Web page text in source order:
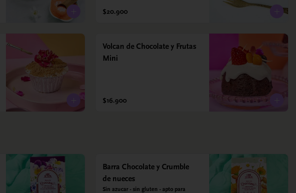
$20.900
Volcan de Chocolate y Frutas
Mini
$16.900
Barra Chocolate y Crumble
de nueces
Sin azucar - sin gluten - apto para